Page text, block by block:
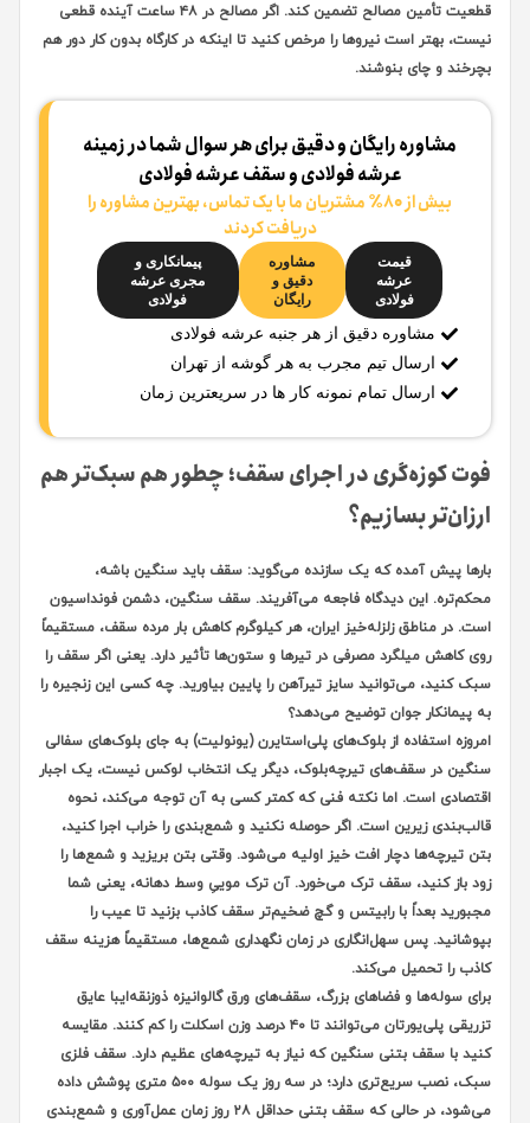
قطعیت تأمین مصالح تضمین کند. اگر مصالح در ۴۸ ساعت آینده قطعی
نیست، بهتر است نیروها را مرخص کنید تا اینکه در کارگاه بدون کار دور هم
بچرخند و چای بنوشند.
مشاوره رایگان و دقیق برای هر سوال شما در زمینه
عرشه فولادی و سقف عرشه فولادی
بیش از ۸۰٪ مشتریان ما با یک تماس، بهترین مشاوره را
دریافت کردند
قیمت
عرشه
فولادی
مشاوره
دقیق و
رایگان
پیمانکاری و
مجری عرشه
فولادی
مشاوره دقیق از هر جنبه عرشه فولادی
ارسال تیم مجرب به هر گوشه از تهران
ارسال تمام نمونه کار ها در سریعترین زمان
فوت کوزه‌گری در اجرای سقف؛ چطور هم سبک‌تر هم
ارزان‌تر بسازیم؟
بارها پیش آمده که یک سازنده می‌گوید: سقف باید سنگین باشه،
محکم‌تره. این دیدگاه فاجعه می‌آفریند. سقف سنگین، دشمن فونداسیون
است. در مناطق زلزله‌خیز ایران، هر کیلوگرم کاهش بار مرده سقف، مستقیماً
روی کاهش میلگرد مصرفی در تیرها و ستون‌ها تأثیر دارد. یعنی اگر سقف را
سبک کنید، می‌توانید سایز تیرآهن را پایین بیاورید. چه کسی این زنجیره را
به پیمانکار جوان توضیح می‌دهد؟
امروزه استفاده از بلوک‌های پلی‌استایرن (یونولیت) به جای بلوک‌های سفالی
سنگین در سقف‌های تیرچه‌بلوک، دیگر یک انتخاب لوکس نیست، یک اجبار
اقتصادی است. اما نکته فنی که کمتر کسی به آن توجه می‌کند، نحوه
قالب‌بندی زیرین است. اگر حوصله نکنید و شمع‌بندی را خراب اجرا کنید،
بتن تیرچه‌ها دچار افت خیز اولیه می‌شود. وقتی بتن بریزید و شمع‌ها را
زود باز کنید، سقف ترک می‌خورد. آن ترک موییِ وسط دهانه، یعنی شما
مجبورید بعداً با رابیتس و گچ ضخیم‌تر سقف کاذب بزنید تا عیب را
بپوشانید. پس سهل‌انگاری در زمان نگهداری شمع‌ها، مستقیماً هزینه سقف
کاذب را تحمیل می‌کند.
برای سوله‌ها و فضاهای بزرگ، سقف‌های ورق گالوانیزه ذوزنقه‌ایبا عایق
تزریقی پلی‌یورتان می‌توانند تا ۴۰ درصد وزن اسکلت را کم کنند. مقایسه
کنید با سقف بتنی سنگین که نیاز به تیرچه‌های عظیم دارد. سقف فلزی
سبک، نصب سریع‌تری دارد؛ در سه روز یک سوله ۵۰۰ متری پوشش داده
می‌شود، در حالی که سقف بتنی حداقل ۲۸ روز زمان عمل‌آوری و شمع‌بندی